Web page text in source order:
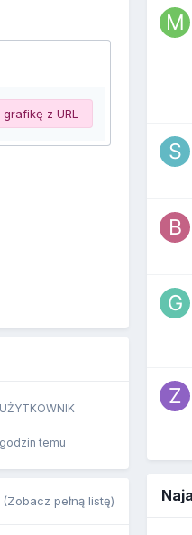
z URL
godzin temu
(Zobacz pełną listę)